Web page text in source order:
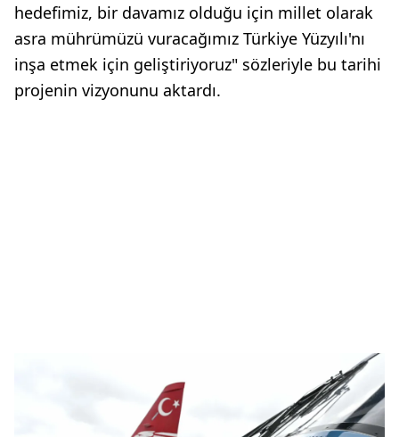
hedefimiz, bir davamız olduğu için millet olarak
asra mührümüzü vuracağımız Türkiye Yüzyılı'nı
inşa etmek için geliştiriyoruz" sözleriyle bu tarihi
projenin vizyonunu aktardı.